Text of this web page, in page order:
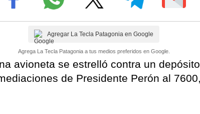
Agregar La Tecla Patagonia en Google
Agrega La Tecla Patagonia a tus medios preferidos en Google.
avioneta se estrelló contra un
de Presidente Perón al